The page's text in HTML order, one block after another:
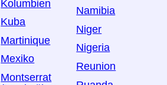
Kolumbien
Kuba
Martinique
Mexiko
Montserrat
Namibia
Niger
Nigeria
Reunion